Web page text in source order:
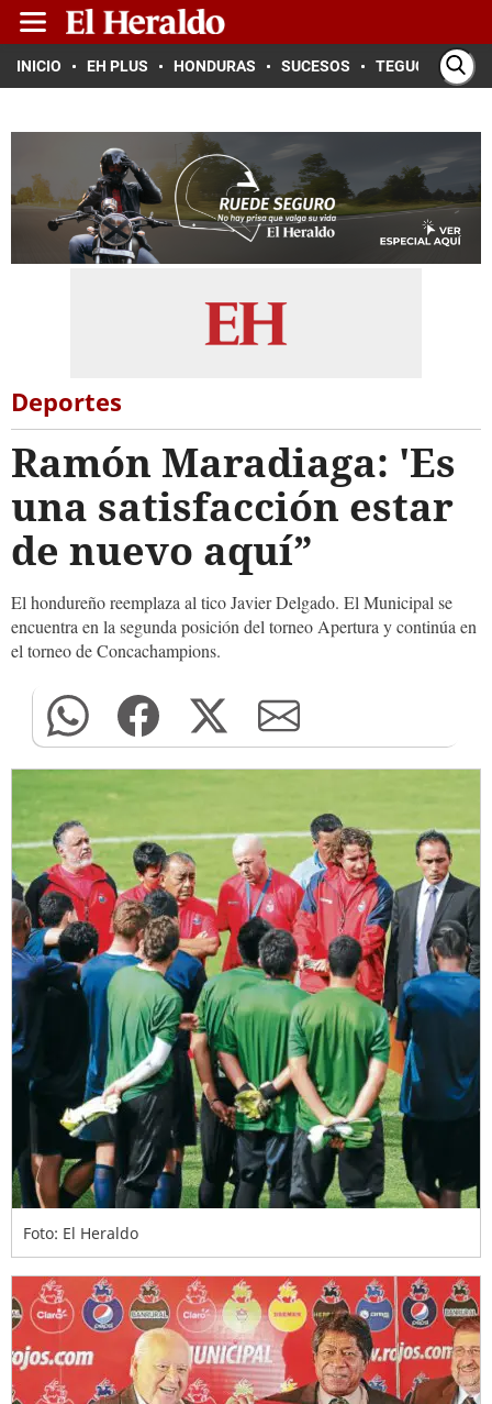
INICIO EH PLUS HONDURAS SUCESOS TEGUCIGALPA
Deportes
Ramón Maradiaga: 'Es
una satisfacción estar
de nuevo aquí”
El hondureño reemplaza al tico Javier Delgado. El Municipal se
encuentra en la segunda posición del torneo Apertura y continúa en
el torneo de Concachampions.
Foto: El Heraldo